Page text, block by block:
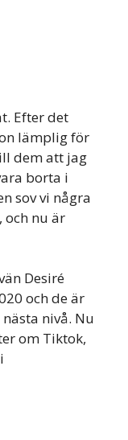
Efter det
lämplig för
dem att jag
borta i
sov vi några
och nu är
Desiré
och de är
nivå. Nu
om Tiktok,